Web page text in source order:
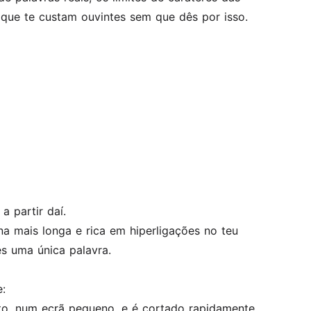
te custam ouvintes sem que dês por isso.
a partir daí.
mais longa e rica em hiperligações no teu
uma única palavra.
num ecrã pequeno, e é cortado rapidamente.